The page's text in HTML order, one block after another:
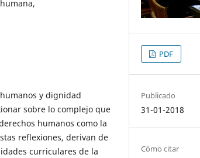
y dignidad
sobre lo complejo que
humanos como la
reflexiones, derivan de
curriculares de la
PDF
Publicado
31-01-2018
Cómo citar